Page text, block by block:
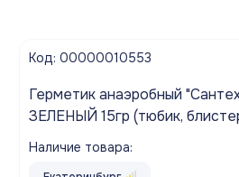
Код: 00000010553
Герметик анаэробный
ЗЕЛЕНЫЙ 15гр (тюбик,
Наличие товара: